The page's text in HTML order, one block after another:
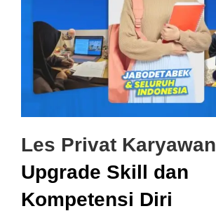
Les Privat Karyawan
Upgrade Skill dan
Kompetensi Diri